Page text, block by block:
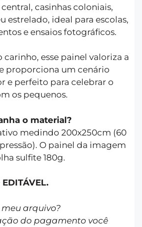
casinhas coloniais,
estrelado, ideal para escolas,
e ensaios fotográficos.
esse painel valoriza a
proporciona um cenário
e perfeito para celebrar o
os pequenos.
o material?
medindo 200x250cm (60
O painel da imagem
sulfite 180g.
EDITÁVEL.
arquivo?
do pagamento você